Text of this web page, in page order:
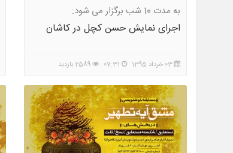
به مدت 10 شب برگزار می شود:
اجرای نمایش حسن کچل در کاشان